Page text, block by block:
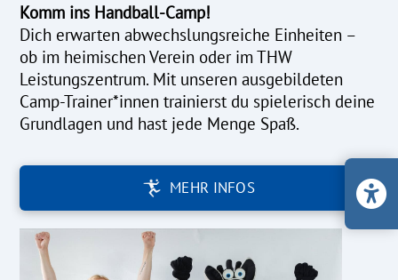
Komm ins Handball-Camp!
Dich erwarten abwechslungsreiche Einheiten –
ob im heimischen Verein oder im THW
Leistungszentrum. Mit unseren ausgebildeten
Camp-Trainer*innen trainierst du spielerisch deine
Grundlagen und hast jede Menge Spaß.
MEHR INFOS